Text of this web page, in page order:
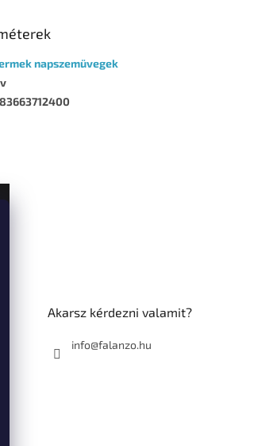
napszemüvegek
Akarsz kérdezni valamit?
info@falanzo.hu